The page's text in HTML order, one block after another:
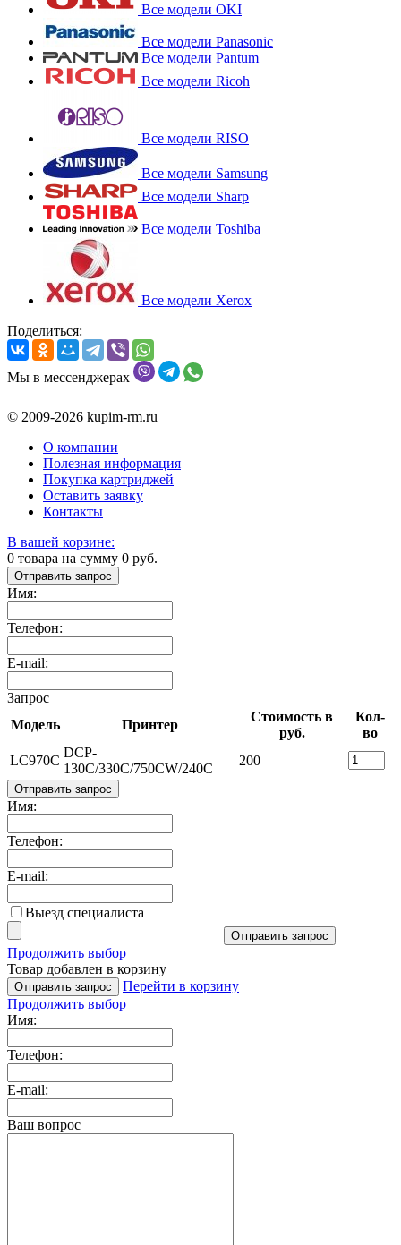
Все модели OKI
Все модели Panasonic
Все модели Pantum
Все модели Ricoh
Все модели RISO
Все модели Samsung
Все модели Sharp
Все модели Toshiba
Все модели Xerox
Поделиться:
Мы в мессенджерах
© 2009-2026 kupim-rm.ru
О компании
Полезная информация
Покупка картриджей
Оставить заявку
Контакты
В вашей корзине:
0 товара на сумму 0 руб.
Отправить запрос
Имя:
Телефон:
E-mail:
Запрос
Модель
Принтер
Стоимость в
руб.
Кол-
во
LC970C
DCP-
130C/330C/750CW/240C
200
Отправить запрос
Имя:
Телефон:
E-mail:
Выезд специалиста
Отправить запрос
Продолжить выбор
Товар добавлен в корзину
Отправить запрос
Перейти в корзину
Продолжить выбор
Имя:
Телефон:
E-mail:
Ваш вопрос